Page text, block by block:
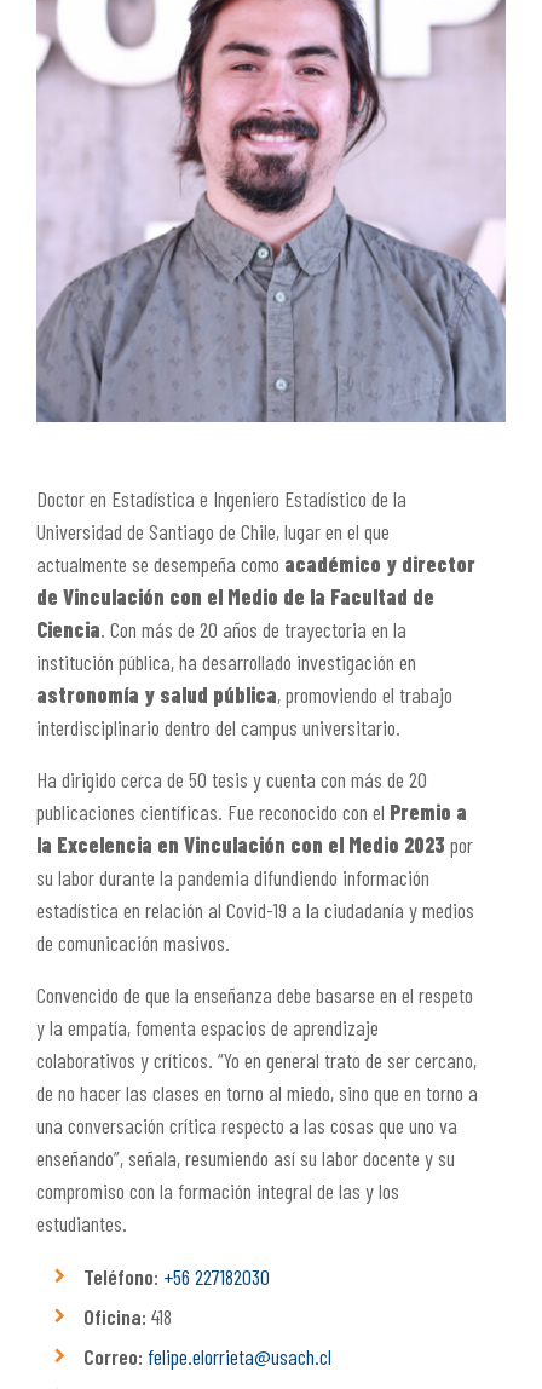
Doctor en Estadística e Ingeniero Estadístico de la
Universidad de Santiago de Chile, lugar en el que
actualmente se desempeña como académico y director
de Vinculación con el Medio de la Facultad de
Ciencia. Con más de 20 años de trayectoria en la
institución pública, ha desarrollado investigación en
astronomía y salud pública, promoviendo el trabajo
interdisciplinario dentro del campus universitario.
Ha dirigido cerca de 50 tesis y cuenta con más de 20
publicaciones científicas. Fue reconocido con el Premio a
la Excelencia en Vinculación con el Medio 2023 por
su labor durante la pandemia difundiendo información
estadística en relación al Covid-19 a la ciudadanía y medios
de comunicación masivos.
Convencido de que la enseñanza debe basarse en el respeto
y la empatía, fomenta espacios de aprendizaje
colaborativos y críticos. “Yo en general trato de ser cercano,
de no hacer las clases en torno al miedo, sino que en torno a
una conversación crítica respecto a las cosas que uno va
enseñando”, señala, resumiendo así su labordocente y su
compromiso con la formación integral de las y los
estudiantes.
Teléfono: +56 227182030
Oficina: 418
Correo: felipe.elorrieta@usach.cl